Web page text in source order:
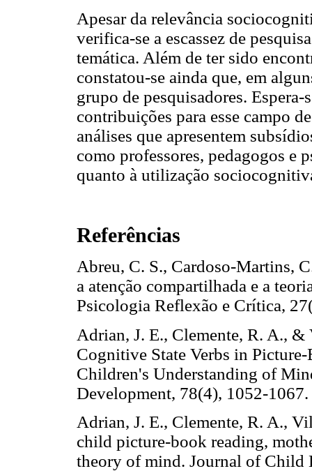
Apesar da relevância
verifica-se a escassez de
temática. Além de ter sido
constatou-se ainda que, em
grupo de pesquisadores. Espera-
contribuições para esse campo
análises que apresentem
como professores, pedagogos e
quanto à utilização
Referências
Abreu, C. S., Cardoso-Martins,
a atenção compartilhada e a
Psicologia Reflexão e
Adrian, J. E., Clemente, R. A.,
Cognitive State Verbs in
Children's Understanding of
Development, 78(4), 1052-1067.
Adrian, J. E., Clemente, R. A.,
child picture-book reading,
theory of mind. Journal of Child